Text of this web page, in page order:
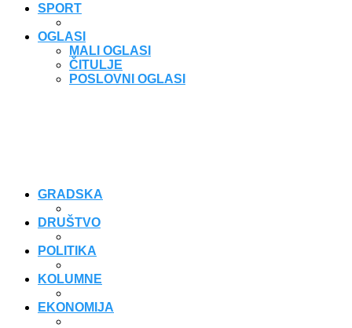
SPORT
OGLASI
MALI OGLASI
ČITULJE
POSLOVNI OGLASI
GRADSKA
DRUŠTVO
POLITIKA
KOLUMNE
EKONOMIJA